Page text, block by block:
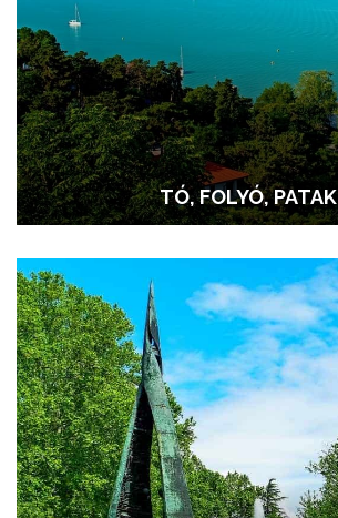
TÓ, FOLYÓ, PATAK